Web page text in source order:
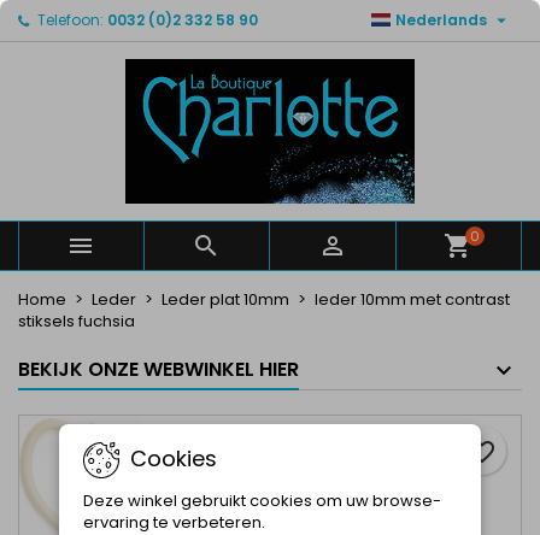
Telefoon: 0032 (0)2 332 58 90 Nederlands 
   0
Home Leder Leder plat 10mm
leder 10mm met contrast
stiksels fuchsia
BEKIJK ONZE WEBWINKEL HIER
favorite_border
Mijn verlanglijsten ×
Maak een lijst
Maak een verlanglijst ×
Verlanglijst naam
Annuleren Maak een verlanglijst
Inloggen ×
U moet ingelogd zijn om producten in uw verlanglijst
Annuleren Inloggen
Cookies
Deze winkel gebruikt cookies om uw browse-
ervaring te verbeteren.